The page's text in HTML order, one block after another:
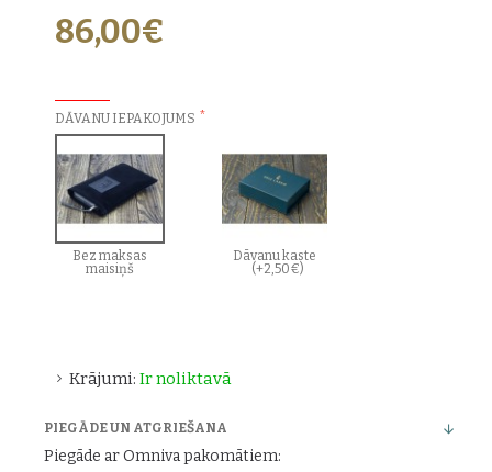
Krājumi: Ir noliktavā
86,00€
DĀVANU IEPAKOJUMS
Bez maksas
maisiņš
Dāvanu kaste
(+2,50€)
PIEGĀDE UN ATGRIEŠANA
Piegāde ar Omniva pakomātiem: